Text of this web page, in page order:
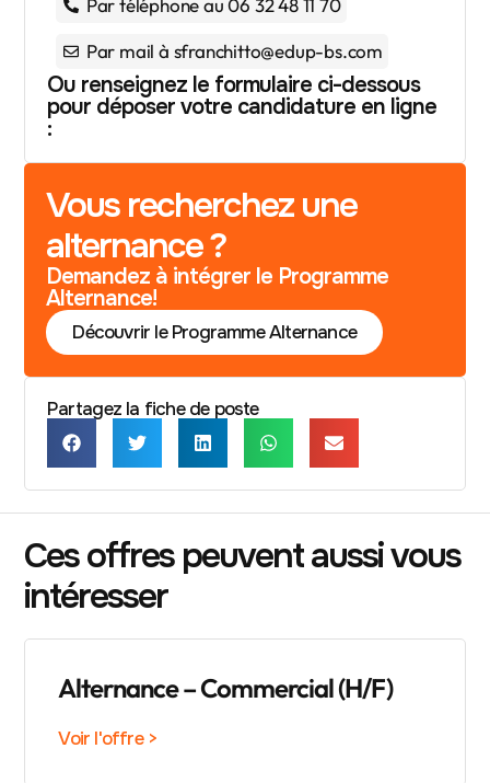
Par téléphone au 06 32 48 11 70
Par mail à sfranchitto@edup-bs.com
Ou renseignez le formulaire ci-dessous
pour déposer votre candidature en ligne
:
Vous recherchez une
alternance ?
Demandez à intégrer le Programme
Alternance!
Découvrir le Programme Alternance
Partagez la fiche de poste
Ces offres peuvent aussi vous
intéresser
Alternance – Commercial (H/F)
Voir l'offre >